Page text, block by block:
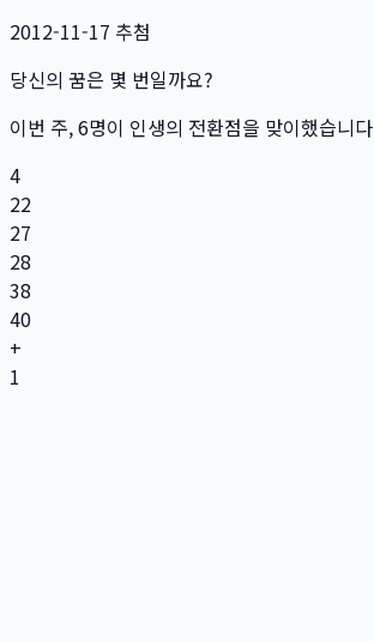
2012-11-17 추첨
당신의 꿈은 몇 번일까요?
이번 주,6명이 인생의 전환점을 맞이했습니다
4
22
27
28
38
40
+
1